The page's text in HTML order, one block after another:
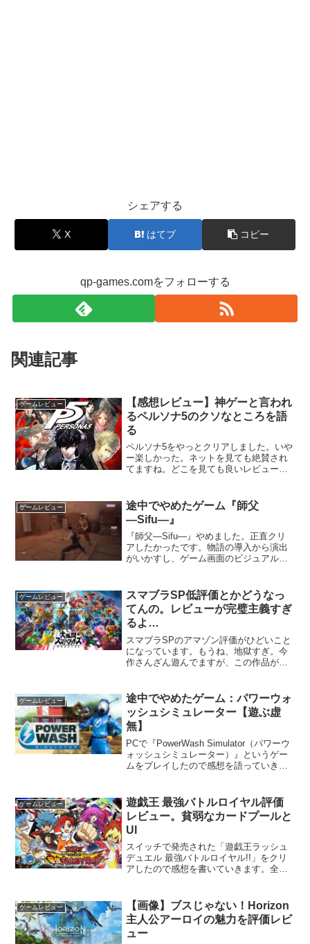
シェアする
X はてブ コピー
qp-games.comをフォローする
関連記事
ゲームレビュー
【感想レビュー】神ゲーと言われ
るペルソナ5のクソなところを語
る
ペルソナ5をやっとクリアしました。いや
ー楽しかった。ネットを見ても絶賛され
てますね。どこを見ても良いレビューが
いうとそうではなく、結構気になるとこ
ろがありました。というわ...
ゲームレビュー
途中でやめたゲーム『師父
―Sifu―』
『師父―Sifu―』やめました。正直クリ
アしたかったです。物語の導入から演出
がいかすし、ゲーム画面のビジュアルも
届けたかったんですが諦めます。理由
は、難しすぎてクリアで...
ゲームレビュー
スマブラSP低評価とかどうなっ
てんの。レビューが完璧主義すぎ
るよ…
スマブラSPのアマゾン評価がひどいこと
になっています。もうね、地獄すぎ。今
作さんざん遊んでますが、この作品が星
純にボリュームを見ても過去最高クラス
です。こんだけ製作費を...
ゲームレビュー
途中でやめたゲーム：パワーウォ
ッシュシミュレーター【遊ぶ虚
無】
PCで『PowerWash Simulator（パワーウ
ォッシュシミュレーター）』というゲー
ムをプレイしたので感想を語っていきま
けのゲーム本作は、高圧洗浄をするだけ
のゲ...
ゲームレビュー
遊戯王 最強バトルロイヤル評価
レビュー。貧弱なカードプールと
UI
スイッチで発売された「遊戯王ラッシュ
デュエル 最強バトルロイヤル!!」をクリ
アしたので感想を書いていきます。全体
デートがあったようです。一部改善され
ているところもあるの...
ゲームレビュー
【画像】ブスじゃない！Horizon
主人公アーロイの魅力を評価レビ
ュー